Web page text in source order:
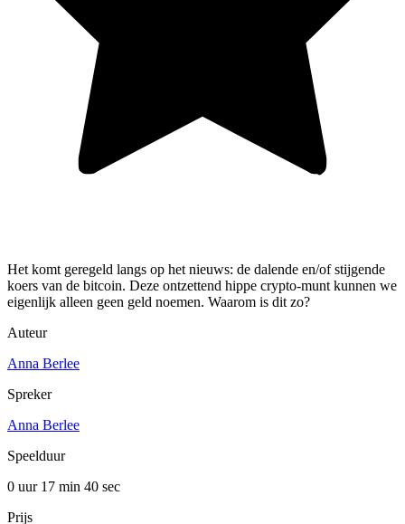
Het komt geregeld langs op het nieuws: de dalende en/of stijgende
koers van de bitcoin. Deze ontzettend hippe crypto-munt kunnen we
eigenlijk alleen geen geld noemen. Waarom is dit zo?
Auteur
Anna Berlee
Spreker
Anna Berlee
Speelduur
0 uur 17 min 40 sec
Prijs